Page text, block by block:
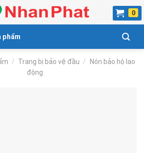
phẩm
/ Trang bị bảo vệ đầu /
Nón bảo hộ lao
động